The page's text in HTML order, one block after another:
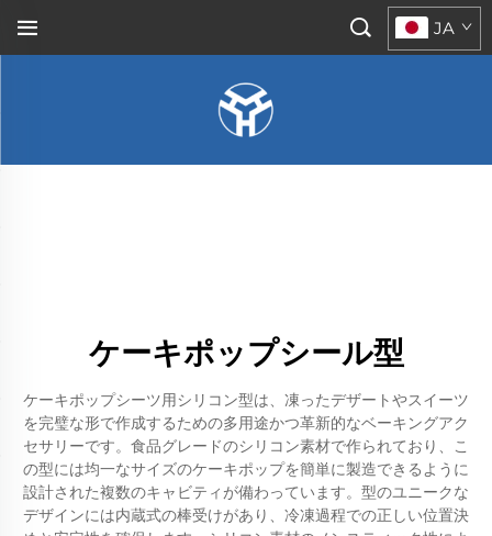
JA
ケーキポップシール型
ケーキポップシーツ用シリコン型は、凍ったデザートやスイーツ
を完璧な形で作成するための多用途かつ革新的なベーキングアク
セサリーです。食品グレードのシリコン素材で作られており、こ
の型には均一なサイズのケーキポップを簡単に製造できるように
設計された複数のキャビティが備わっています。型のユニークな
デザインには内蔵式の棒受けがあり、冷凍過程での正しい位置決